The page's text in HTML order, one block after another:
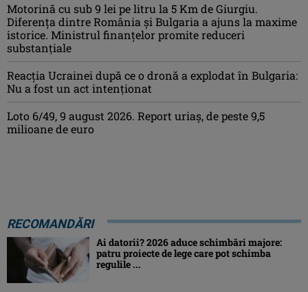
Motorină cu sub 9 lei pe litru la 5 Km de Giurgiu.
Diferența dintre România și Bulgaria a ajuns la maxime
istorice. Ministrul finanțelor promite reduceri
substanțiale
Reacția Ucrainei după ce o dronă a explodat în Bulgaria:
Nu a fost un act intenționat
Loto 6/49, 9 august 2026. Report uriaș, de peste 9,5
milioane de euro
RECOMANDĂRI
Ai datorii? 2026 aduce schimbări majore:
patru proiecte de lege care pot schimba
regulile ...